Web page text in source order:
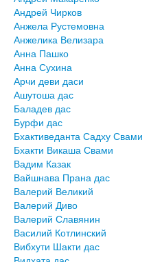
Андрей Чирков
Анжела Рустемовна
Анжелика Велизара
Анна Пашко
Анна Сухина
Арчи деви даси
Ашутоша дас
Баладев дас
Бурфи дас
Бхактиведанта Садху Свами
Бхакти Викаша Свами
Вадим Казак
Вайшнава Прана дас
Валерий Великий
Валерий Диво
Валерий Славянин
Василий Котлинский
Вибхути Шакти дас